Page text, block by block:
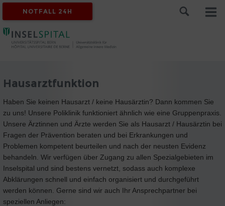
NOTFALL 24H
Hausarztfunktion
Haben Sie keinen Hausarzt / keine Hausärztin? Dann kommen Sie
zu uns! Unsere Poliklinik funktioniert ähnlich wie eine Gruppenpraxis.
Unsere Ärztinnen und Ärzte werden Sie als Hausarzt / Hausärztin bei
Fragen der Prävention beraten und bei Erkrankungen und
Problemen kompetent beurteilen und nach der neusten Evidenz
behandeln. Wir verfügen über Zugang zu allen Spezialgebieten im
Inselspital und sind bestens vernetzt, sodass auch komplexe
Abklärungen schnell und einfach organisiert und durchgeführt
werden können. Gerne sind wir auch Ihr Ansprechpartner bei
speziellen Anliegen: